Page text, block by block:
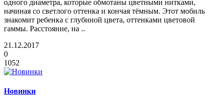
одного диаметра, которые обмотаны цветными нитками,
начиная со светлого оттенка и кончая тёмным. Этот мобиль
знакомит ребенка с глубиной цвета, оттенками цветовой
гаммы. Расстояние, на ..
21.12.2017
0
1052
Новинки